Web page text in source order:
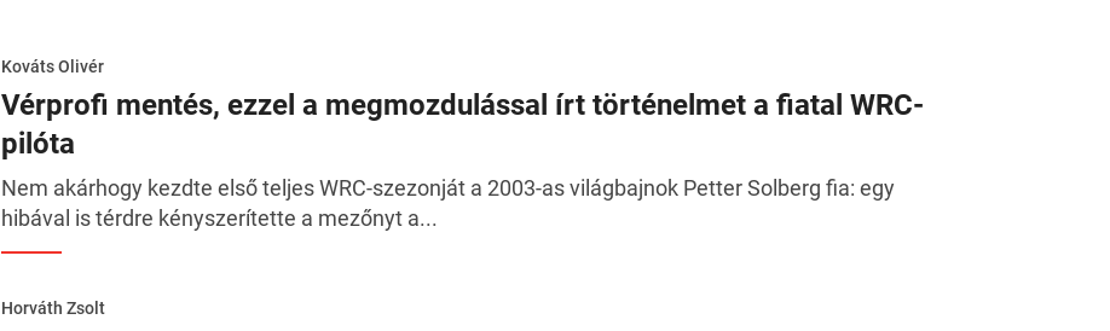
Kováts Olivér
Vérprofi mentés, ezzel a megmozdulással írt történelmet a fiatal WRC-
pilóta
Nem akárhogy kezdte első teljes WRC-szezonját a 2003-as világbajnok Petter Solberg fia: egy
hibával is térdre kényszerítette a mezőnyt a...
Horváth Zsolt